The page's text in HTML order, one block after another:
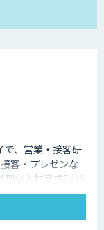
で、営業・接客研
客・プレゼンな
の人材育成SaaS
画フィードバック
育の属人化解消